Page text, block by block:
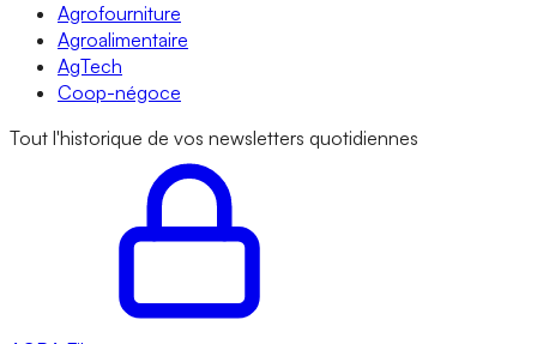
Agrofourniture
Agroalimentaire
AgTech
Coop-négoce
Tout l'historique de vos newsletters quotidiennes